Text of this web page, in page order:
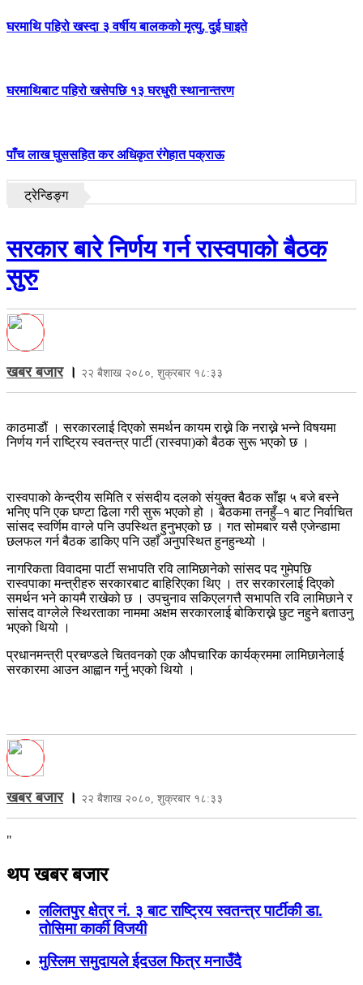
घरमाथि पहिरो खस्दा ३ वर्षीय बालकको मृत्यु, दुई घाइते
घरमाथिबाट पहिरो खसेपछि १३ घरधुरी स्थानान्तरण
पाँच लाख घुससहित कर अधिकृत रंगेहात पक्राऊ
ट्रेन्डिङ्ग
सरकार बारे निर्णय गर्न रास्वपाको बैठक
सुरु
खबर बजार। २२ बैशाख २०८०, शुक्रबार १८:३३
काठमाडौं । सरकारलाई दिएको समर्थन कायम राख्ने कि नराख्ने भन्ने विषयमा
निर्णय गर्न राष्ट्रिय स्वतन्त्र पार्टी (रास्वपा)को बैठक सुरू भएको छ ।
रास्वपाको केन्द्रीय समिति र संसदीय दलको संयुक्त बैठक साँझ ५ बजे बस्‍ने
भनिए पनि एक घण्टा ढिला गरी सुरू भएको हो । बैठकमा तनहुँ–१ बाट निर्वाचित
सांसद स्वर्णिम वाग्ले पनि उपस्थित हुनुभएको छ । गत सोमबार यसै एजेन्डामा
छलफल गर्न बैठक डाकिए पनि उहाँ अनुपस्थित हुनहुन्थ्यो ।
नागरिकता विवादमा पार्टी सभापति रवि लामिछानेको सांसद पद गुमेपछि
रास्वपाका मन्त्रीहरु सरकारबाट बाहिरिएका थिए । तर सरकारलाई दिएको
समर्थन भने कायमै राखेको छ । उपचुनाव सकिएलगत्तै सभापति रवि लामिछाने र
सांसद वाग्लेले स्थिरताका नाममा अक्षम सरकारलाई बोकिराख्ने छुट नहुने बताउनु
भएको थियो ।
प्रधानमन्त्री प्रचण्डले चितवनको एक औपचारिक कार्यक्रममा लामिछानेलाई
सरकारमा आउन आह्वान गर्नु भएको थियो ।
खबर बजार। २२ बैशाख २०८०, शुक्रबार १८:३३
"
थप खबर बजार
ललितपुर क्षेत्र नं. ३ बाट राष्ट्रिय स्वतन्त्र पार्टीकी डा.
तोसिमा कार्की विजयी
मुस्लिम समुदायले ईदउल फित्र मनाउँदै